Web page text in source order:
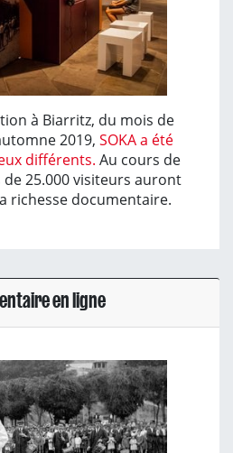
à Biarritz, du mois de
2019, SOKA a été
différents. Au cours de
25.000 visiteurs auront
richesse documentaire.
en ligne